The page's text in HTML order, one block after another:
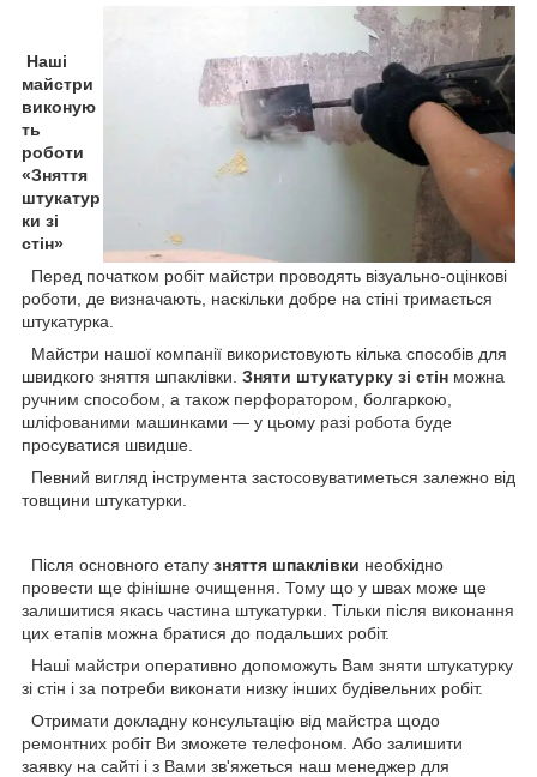
Наші
майстри
виконую
ть
роботи
«Зняття
штукатур
ки зі
стін»
Перед початком робіт майстри проводять візуально-оцінкові
роботи, де визначають, наскільки добре на стіні тримається
штукатурка.
Майстри нашої компанії використовують кілька способів для
швидкого зняття шпаклівки. Зняти штукатурку зі стін можна
ручним способом, а також перфоратором, болгаркою,
шліфованими машинками — у цьому разі робота буде
просуватися швидше.
Певний вигляд інструмента застосовуватиметься залежно від
товщини штукатурки.
Після основного етапу зняття шпаклівки необхідно
провести ще фінішне очищення. Тому що у швах може ще
залишитися якась частина штукатурки. Тільки після виконання
цих етапів можна братися до подальших робіт.
Наші майстри оперативно допоможуть Вам зняти штукатурку
зі стін і за потреби виконати низку інших будівельних робіт.
Отримати докладну консультацію від майстра щодо
ремонтних робіт Ви зможете телефоном. Або залишити
заявку на сайті і з Вами зв'яжеться наш менеджер для